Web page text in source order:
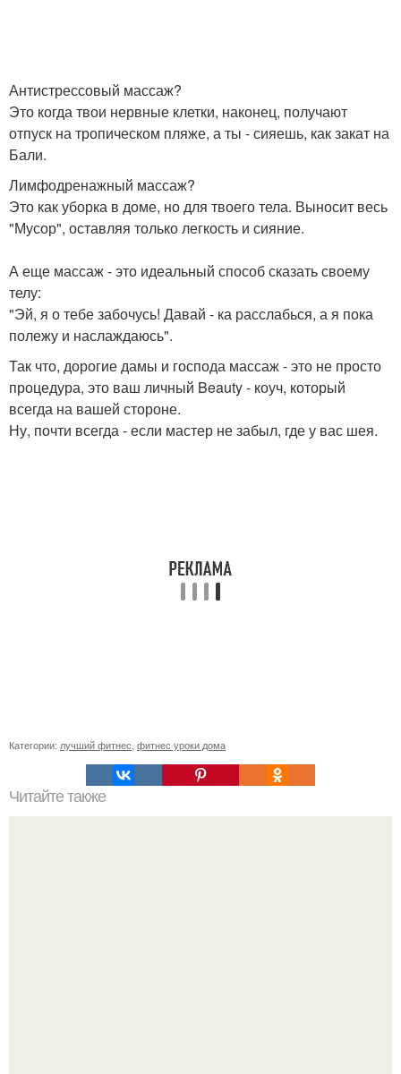
Антистрессовый массаж?
Это когда твои нервные клетки, наконец, получают
отпуск на тропическом пляже, а ты - сияешь, как закат на
Бали.
Лимфодренажный массаж?
Это как уборка в доме, но для твоего тела. Выносит весь
"Мусор", оставляя только легкость и сияние.
А еще массаж - это идеальный способ сказать своему
телу:
"Эй, я о тебе забочусь! Давай - ка расслабься, а я пока
полежу и наслаждаюсь".
Так что, дорогие дамы и господа массаж - это не просто
процедура, это ваш личный Beauty - коуч, который
всегда на вашей стороне.
Ну, почти всегда - если мастер не забыл, где у вас шея.
Категории: лучший фитнес фитнес уроки дома
Читайте также